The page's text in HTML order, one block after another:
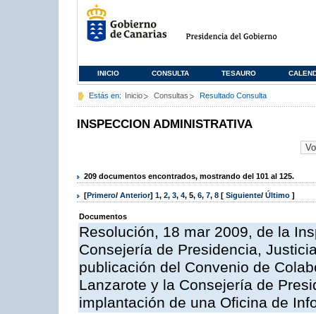
INICIO CONSULTA TESAURO
Estás en: Inicio Consultas Resultado Consulta
INSPECCION ADMINISTRATIVA
209 documentos encontrados, mostrando del 101 al 125.
[Primero/ Anterior] 1, 2, 3, 4, 5, 6, 7, 8 [ Siguiente/ Último ]
Documentos
Resolución, 18 mar 2009, de la
Consejería de Presidencia,
publicación del Convenio de
Lanzarote y la Consejería de
implantación de una Oficina de